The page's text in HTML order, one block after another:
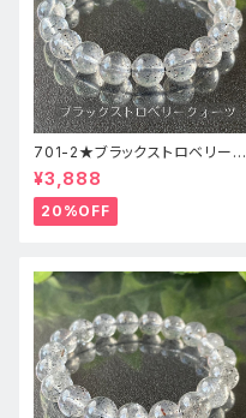
701-2★ブラックストロベリーク
ォーツ【高品質】天然石ブレスレ
ッパワーストーン
¥3,888
20%OFF